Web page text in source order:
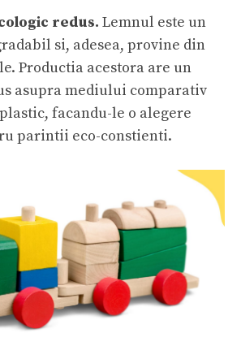
redus. Lemnul este un
si, adesea, provine din
Productia acestora are un
asupra mediului comparativ
facandu-le o alegere
parintii eco-constienti.